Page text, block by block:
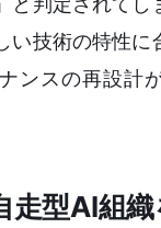
い技術の特性に
ンスの再設計
走型AI組